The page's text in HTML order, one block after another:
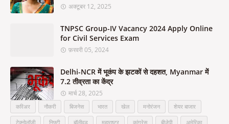
अक्टूबर 12, 2025
TNPSC Group-IV Vacancy 2024 Apply Online
for Civil Services Exam
फ़रवरी 05, 2024
Delhi-NCR में भूकंप के झटकों से दहशत, Myanmar में
7.2 तीव्रता का केंद्र
मार्च 28, 2025
करिअर नौकरी बिजनेस भारत खेल मनोरंजन शेयर बाजार
टेक्नोलॉजी निफ्टी बॉलीवुड महाराष्ट्र कांग्रेस बीजेपी अमेरिका